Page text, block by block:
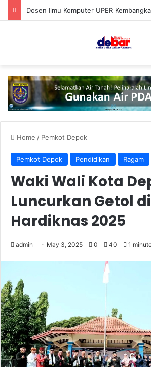
Home / Pemkot Depok
Pemkot Depok Pendidikan Ragam
Waki Wali Kota
Luncurkan Getol di
Hardiknas 2025
admin May 3, 2025 0 40 1